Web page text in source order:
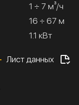
1 ÷ 7 м³/ч
16 ÷ 67 м
1.1 кВт
Лист данных